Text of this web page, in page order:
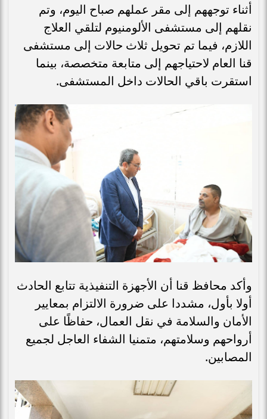
أثناء توجههم إلى مقر عملهم صباح اليوم، وتم
نقلهم إلى مستشفى الألومنيوم لتلقي العلاج
اللازم، فيما تم تحويل ثلاث حالات إلى مستشفى
قنا العام لاحتياجهم إلى متابعة متخصصة، بينما
استقرت باقي الحالات داخل المستشفى.
وأكد محافظ قنا أن الأجهزة التنفيذية تتابع الحادث
أولا بأول، مشددا على ضرورة الالتزام بمعايير
الأمان والسلامة في نقل العمال، حفاظًا على
أرواحهم وسلامتهم، متمنيا الشفاء العاجل لجميع
المصابين.